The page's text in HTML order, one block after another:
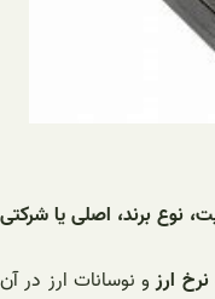
نوع برند، اصلی یا شرکتی
نرخ ارزو نوسانات ارز در آن